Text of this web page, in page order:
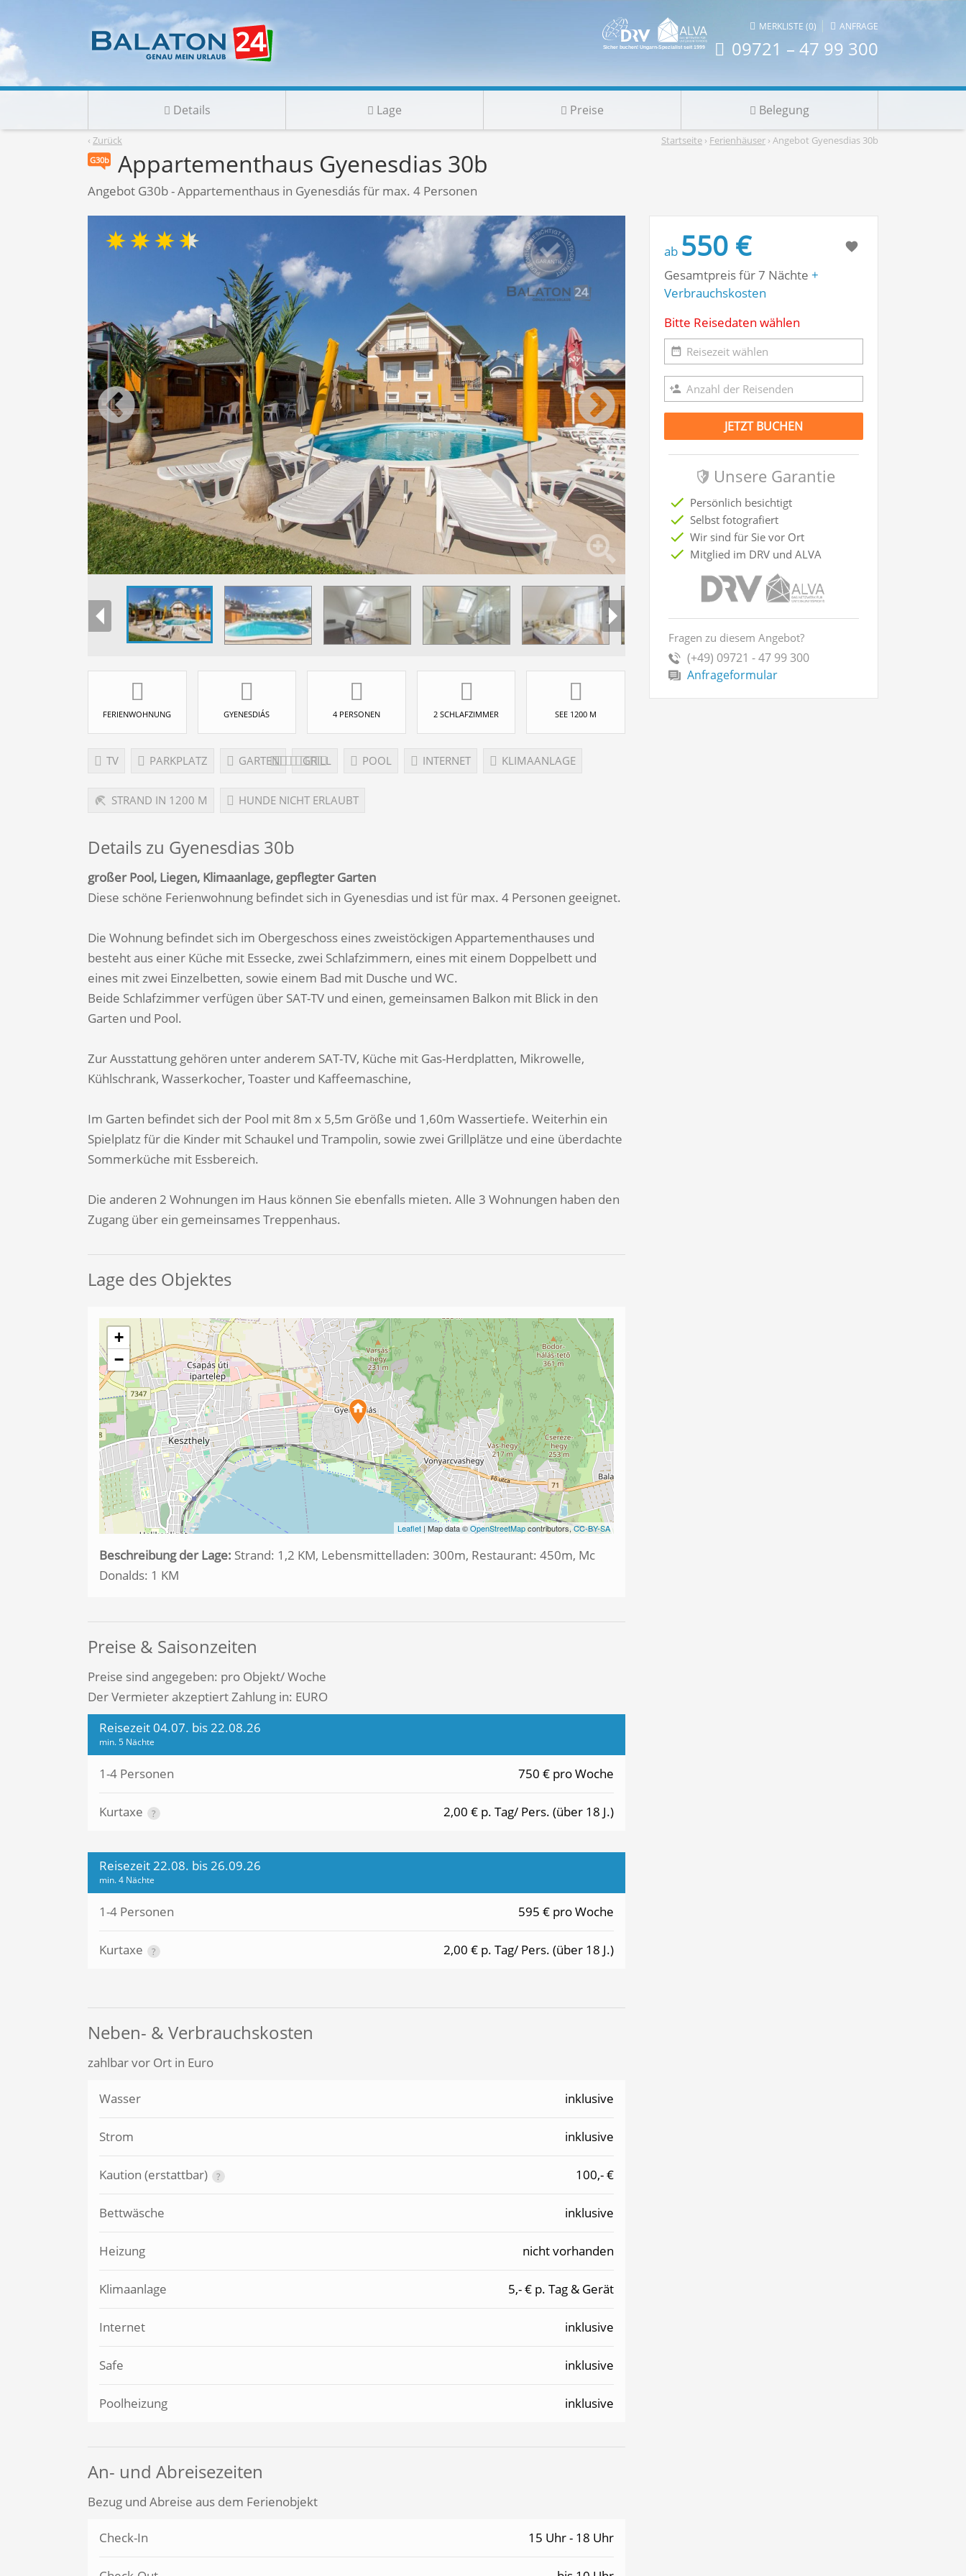
MERKLISTE (0) | ANFRAGE
09721 – 47 99 300
Details Lage Preise Belegung
‹ Zurück Startseite › Ferienhäuser › Angebot Gyenesdias 30b
G30b Appartementhaus Gyenesdias 30b
Angebot G30b - Appartementhaus in Gyenesdiás für max. 4 Personen
ab 550 €
Gesamtpreis für 7 Nächte +
Verbrauchskosten
Bitte Reisedaten wählen
JETZT BUCHEN
Unsere Garantie
Persönlich besichtigt
Selbst fotografiert
Wir sind für Sie vor Ort
Mitglied im DRV und ALVA
Fragen zu diesem Angebot?
(+49) 09721 - 47 99 300
Anfrageformular
FERIENWOHNUNG GYENESDIÁS 4 PERSONEN 2 SCHLAFZIMMER SEE 1200 M
TV PARKPLATZ GARTEN GRILL POOL INTERNET KLIMAANLAGE
STRAND IN 1200 M HUNDE NICHT ERLAUBT
Details zu Gyenesdias 30b
großer Pool, Liegen, Klimaanlage, gepflegter Garten
Diese schöne Ferienwohnung befindet sich in Gyenesdias und ist für max. 4 Personen geeignet.
Die Wohnung befindet sich im Obergeschoss eines zweistöckigen Appartementhauses und
besteht aus einer Küche mit Essecke, zwei Schlafzimmern, eines mit einem Doppelbett und
eines mit zwei Einzelbetten, sowie einem Bad mit Dusche und WC.
Beide Schlafzimmer verfügen über SAT-TV und einen, gemeinsamen Balkon mit Blick in den
Garten und Pool.
Zur Ausstattung gehören unter anderem SAT-TV, Küche mit Gas-Herdplatten, Mikrowelle,
Kühlschrank, Wasserkocher, Toaster und Kaffeemaschine,
Im Garten befindet sich der Pool mit 8m x 5,5m Größe und 1,60m Wassertiefe. Weiterhin ein
Spielplatz für die Kinder mit Schaukel und Trampolin, sowie zwei Grillplätze und eine überdachte
Sommerküche mit Essbereich.
Die anderen 2 Wohnungen im Haus können Sie ebenfalls mieten. Alle 3 Wohnungen haben den
Zugang über ein gemeinsames Treppenhaus.
Lage des Objektes
+
−
Leaflet | Map data ©OpenStreetMapcontributors,CC-BY-SA
Beschreibung der Lage: Strand: 1,2 KM, Lebensmittelladen: 300m, Restaurant: 450m, Mc
Donalds: 1 KM
Preise & Saisonzeiten
Preise sind angegeben: pro Objekt/ Woche
Der Vermieter akzeptiert Zahlung in: EURO
Reisezeit 04.07. bis 22.08.26
min. 5 Nächte
1-4 Personen 750 € pro Woche
Kurtaxe ? 2,00 € p. Tag/ Pers. (über 18 J.)
Reisezeit 22.08. bis 26.09.26
min. 4 Nächte
1-4 Personen 595 € pro Woche
Kurtaxe ? 2,00 € p. Tag/ Pers. (über 18 J.)
Neben- & Verbrauchskosten
zahlbar vor Ort in Euro
Wasser inklusive
Strom inklusive
Kaution (erstattbar) ? 100,- €
Bettwäsche inklusive
Heizung nicht vorhanden
Klimaanlage 5,- € p. Tag & Gerät
Internet inklusive
Safe inklusive
Poolheizung inklusive
An- und Abreisezeiten
Bezug und Abreise aus dem Ferienobjekt
Check-In 15 Uhr - 18 Uhr